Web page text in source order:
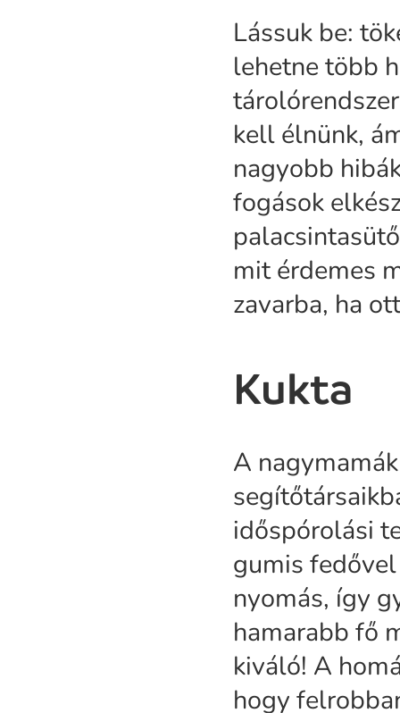
Lássuk be:
lehetne több
kell élnünk,
nagyobb
fogások
mit érdemes
zavarba, ha
Kukta
A
időspórolási
gumis
nyomás, így
hamarabb fő
kiváló! A
hogy